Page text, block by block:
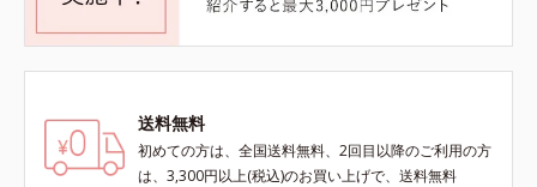
送料無料
初めての方は、全国送料無料、2回目以降のご利用の方
は、3,300円以上(税込)のお買い上げで、送料無料